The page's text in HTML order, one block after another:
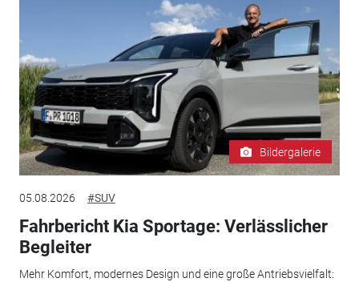
Bildergalerie
05.08.2026 #SUV
Fahrbericht Kia Sportage: Verlässlicher
Begleiter
Mehr Komfort, modernes Design und eine große Antriebsvielfalt: